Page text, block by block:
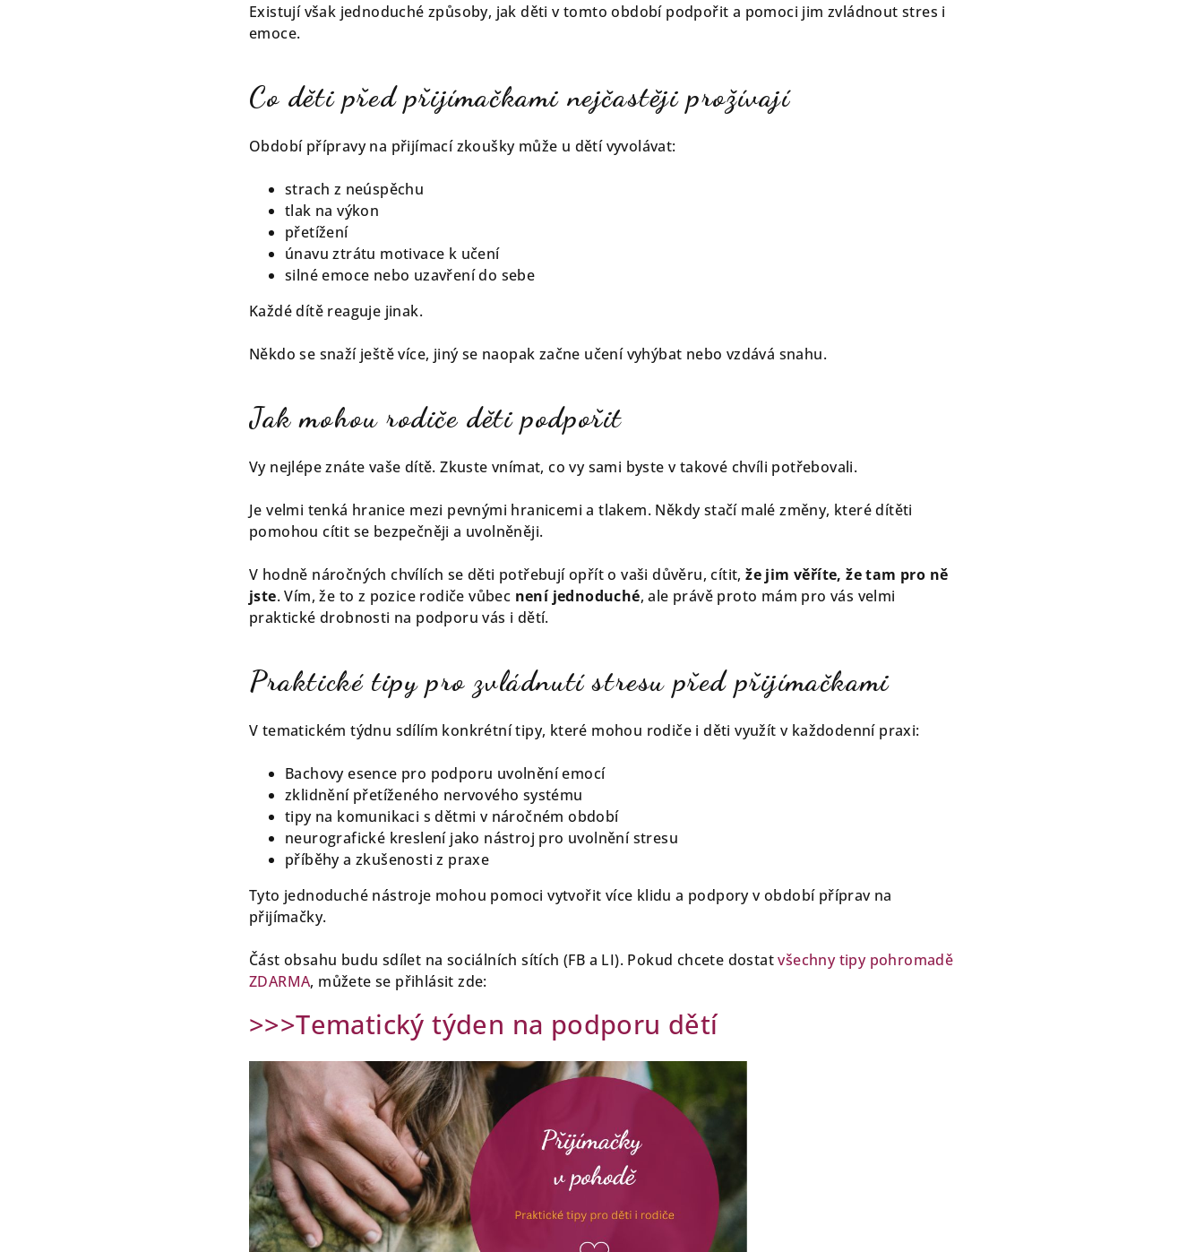
Existují však jednoduché způsoby, jak děti v tomto období podpořit a pomoci jim zvládnout stres i
emoce.
Co děti před přijímačkami nejčastěji prožívají
Období přípravy na přijímací zkoušky může u dětí vyvolávat:
strach z neúspěchu
tlak na výkon
přetížení
únavu ztrátu motivace k učení
silné emoce nebo uzavření do sebe
Každé dítě reaguje jinak.
Někdo se snaží ještě více, jiný se naopak začne učení vyhýbat nebo vzdává snahu.
Jak mohou rodiče děti podpořit
Vy nejlépe znáte vaše dítě. Zkuste vnímat, co vy sami byste v takové chvíli potřebovali.
Je velmi tenká hranice mezi pevnými hranicemi a tlakem. Někdy stačí malé změny, které dítěti
pomohou cítit se bezpečněji a uvolněněji.
V hodně náročných chvílích se děti potřebují opřít o vaši důvěru, cítit,že jim věříte, že tam pro ně
jste. Vím, že to z pozice rodiče vůbec není jednoduché, ale právě proto mám pro vás velmi
praktické drobnosti na podporu vás i dětí.
Praktické tipy pro zvládnutí stresu před přijímačkami
V tematickém týdnu sdílím konkrétní tipy, které mohou rodiče i děti využít v každodenní praxi:
Bachovy esence pro podporu uvolnění emocí
zklidnění přetíženého nervového systému
tipy na komunikaci s dětmi v náročném období
neurografické kreslení jako nástroj pro uvolnění stresu
příběhy a zkušenosti z praxe
Tyto jednoduché nástroje mohou pomoci vytvořit více klidu a podpory v období příprav na
přijímačky.
Část obsahu budu sdílet na sociálních sítích (FB a LI). Pokud chcete dostatvšechny tipy pohromadě
ZDARMA, můžete se přihlásit zde:
>>>Tematický týden na podporu dětí